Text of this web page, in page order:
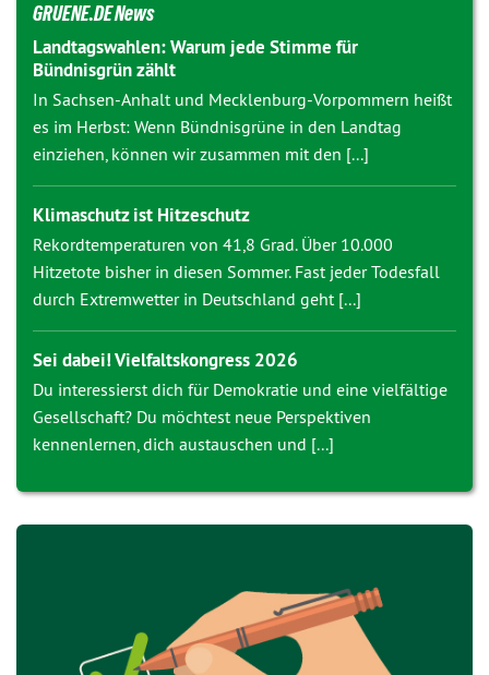
GRUENE.DE News
Landtagswahlen: Warum jede Stimme für
Bündnisgrün zählt
In Sachsen-Anhalt und Mecklenburg-Vorpommern heißt
es im Herbst: Wenn Bündnisgrüne in den Landtag
einziehen, können wir zusammen mit den [...]
Klimaschutz ist Hitzeschutz
Rekordtemperaturen von 41,8 Grad. Über 10.000
Hitzetote bisher in diesen Sommer. Fast jeder Todesfall
durch Extremwetter in Deutschland geht [...]
Sei dabei! Vielfaltskongress 2026
Du interessierst dich für Demokratie und eine vielfältige
Gesellschaft? Du möchtest neue Perspektiven
kennenlernen, dich austauschen und [...]